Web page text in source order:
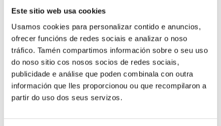
Este sitio web usa cookies
Usamos cookies para personalizar contido e anuncios,
ofrecer funcións de redes sociais e analizar o noso
tráfico. Tamén compartimos información sobre o seu uso
do noso sitio cos nosos socios de redes sociais,
publicidade e análise que poden combinala con outra
información que lles proporcionou ou que recompilaron a
partir do uso dos seus servizos.
Imagen:
Listaxe de persoas admitidas no obradoiro
de regulación emocional e mindfulness